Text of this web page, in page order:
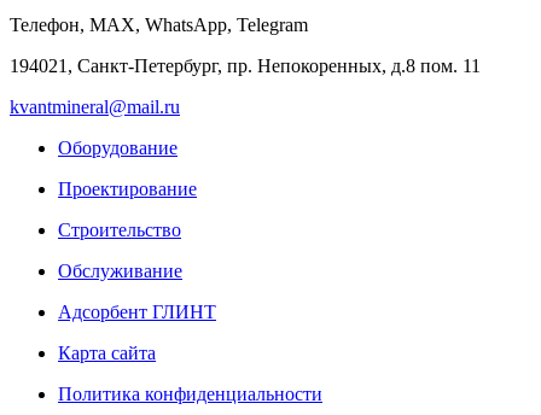
Телефон, MAX, WhatsApp, Telegram
194021, Санкт-Петербург, пр. Непокоренных, д.8 пом. 11
kvantmineral@mail.ru
Оборудование
Проектирование
Строительство
Обслуживание
Адсорбент ГЛИНТ
Карта сайта
Политика конфиденциальности